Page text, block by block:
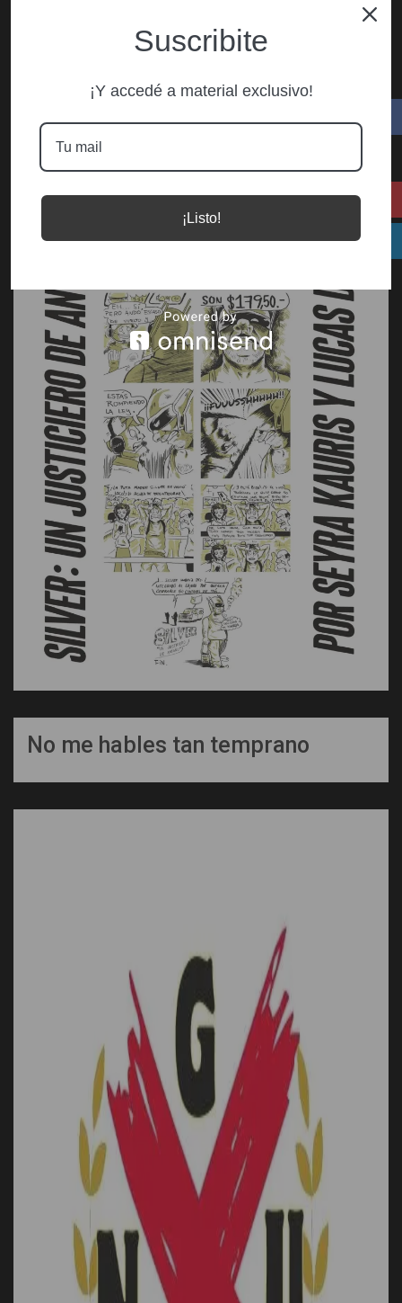
No me hables tan temprano
Suscribite
¡Y accedé a material exclusivo!
¡Listo!